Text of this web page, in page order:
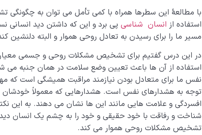
با مطالعۀ این سطرها همراه با کمی تأمل می توان به
استفاده از انسان شناسی پی برد و این که داشتن دید انسانی
مسیر ما را برای رسیدن به تعادل روحی هموار و البته دلنشین
در این درس گفتیم برای تشخیص مشکلات روحی و جسمی
استفاده از آن ها باعث تعیین وضع سلامت در همان جنبه می
نفس ما برای متعادل بودن نیازمند مراقبت همیشگی است که
توجه به هشدارهای نفس است. هشدارهایی که معمولاً خودشان
افسردگی و علامت هایی مانند این ها نشان می دهند. به این
شناخت و رفاقت با خود حقیقی و خود را به چشم یک انسان
تشخیص مشکلات روحی هموار می کند.